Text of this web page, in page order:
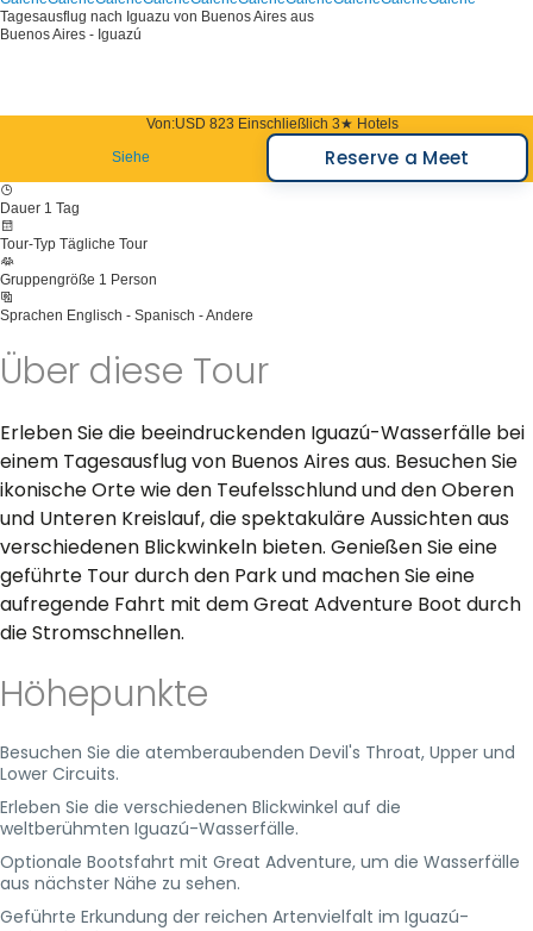
Tagesausflug nach Iguazu von Buenos Aires aus
Buenos Aires - Iguazú
Von:USD 823 Einschließlich 3★ Hotels
Siehe
Reserve a Meet
Dauer 1 Tag
Tour-Typ Tägliche Tour
Gruppengröße 1 Person
Sprachen Englisch - Spanisch - Andere
Über diese Tour
Erleben Sie die beeindruckenden Iguazú-Wasserfälle bei
einem Tagesausflug von Buenos Aires aus. Besuchen Sie
ikonische Orte wie den Teufelsschlund und den Oberen
und Unteren Kreislauf, die spektakuläre Aussichten aus
verschiedenen Blickwinkeln bieten. Genießen Sie eine
geführte Tour durch den Park und machen Sie eine
aufregende Fahrt mit dem Great Adventure Boot durch
die Stromschnellen.
Höhepunkte
Besuchen Sie die atemberaubenden Devil's Throat, Upper und
Lower Circuits.
Erleben Sie die verschiedenen Blickwinkel auf die
weltberühmten Iguazú-Wasserfälle.
Optionale Bootsfahrt mit Great Adventure, um die Wasserfälle
aus nächster Nähe zu sehen.
Geführte Erkundung der reichen Artenvielfalt im Iguazú-